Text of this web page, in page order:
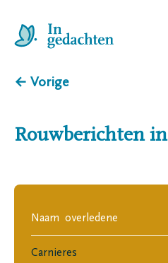
← Vorige
Rouwberichten in